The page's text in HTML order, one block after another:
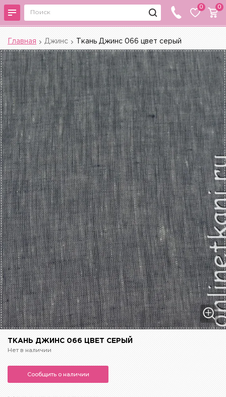
0 0
Главная Джинс Ткань Джинс 066 цвет серый
ТКАНЬ ДЖИНС 066 ЦВЕТ СЕРЫЙ
Нет в наличии
Сообщить о наличии